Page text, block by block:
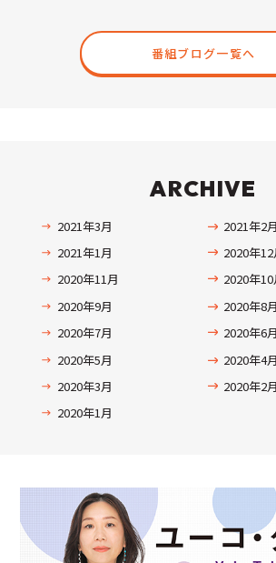
番組ブログ一覧へ
ARCHIVE
2021年3月
2021年2月
2021年1月
2020年12
2020年11月
2020年10
2020年9月
2020年8月
2020年7月
2020年6月
2020年5月
2020年4月
2020年3月
2020年2月
2020年1月